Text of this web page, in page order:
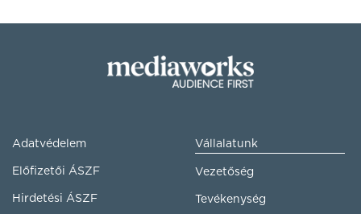
Adatvédelem
Előfizetői ÁSZF
Hirdetési ÁSZF
Vállalatunk
Vezetőség
Tevékenység